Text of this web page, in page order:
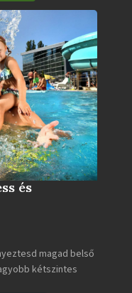
és
magad belső
kétszintes